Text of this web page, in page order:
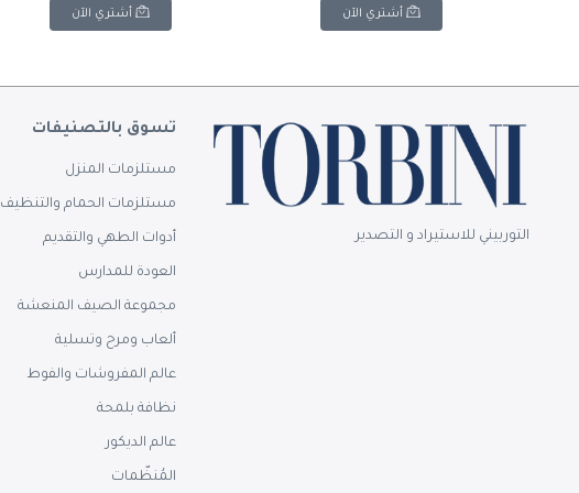
أشتري الآن أشتري الآن
التوربيني للاستيراد و التصدير
تسوق بالتصنيفات
مستلزمات المنزل
مستلزمات الحمام والتنظيف
أدوات الطهي والتقديم
العودة للمدارس
مجموعة الصيف المنعشة
ألعاب ومرح وتسلية
عالم المفروشات والفوط
نظافة بلمحة
عالم الديكور
المُنظّمات